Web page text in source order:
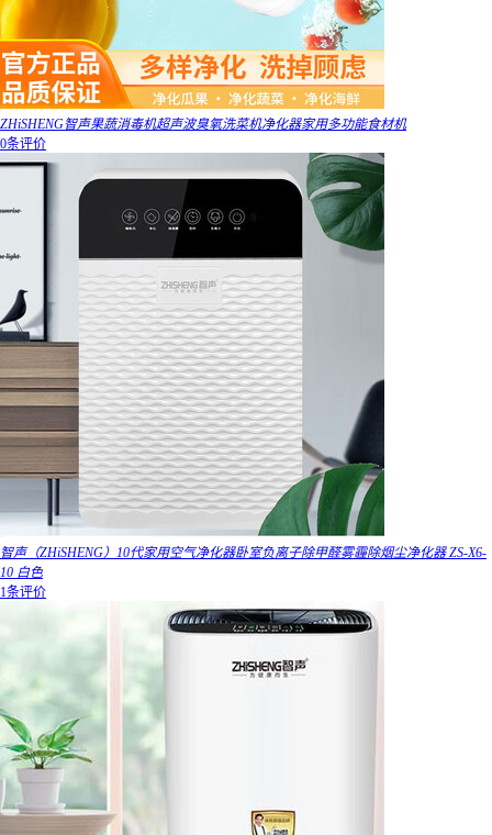
ZHiSHENG智声果蔬消毒机超声波臭氧洗菜机净化器家用多功能食材机
0条评价
智声（ZHiSHENG）10代家用空气净化器卧室负离子除甲醛雾霾除烟尘净化器 ZS-X6-
10 白色
1条评价